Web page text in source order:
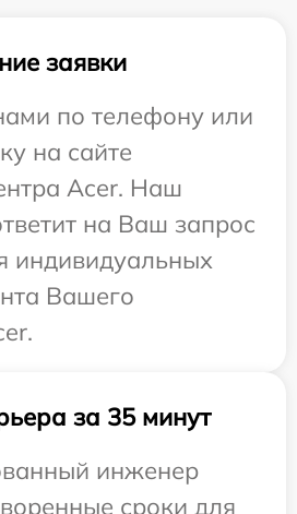
заявки
по телефону или
на сайте
Acer. Наш
на Ваш запрос
индивидуальных
Вашего
за 35 минут
инженер
сроки для